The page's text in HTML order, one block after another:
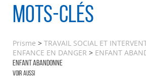
Mots-clés
Prisme > TRAVAIL SOCIAL ET
ENFANCE EN DANGER > ENFANT
ENFANT ABANDONNE
Voir aussi